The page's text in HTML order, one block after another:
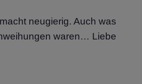
neugierig. Auch was
waren… Liebe